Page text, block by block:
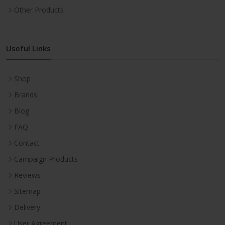
Other Products
Useful Links
Shop
Brands
Blog
FAQ
Contact
Campaign Products
Reviews
Sitemap
Delivery